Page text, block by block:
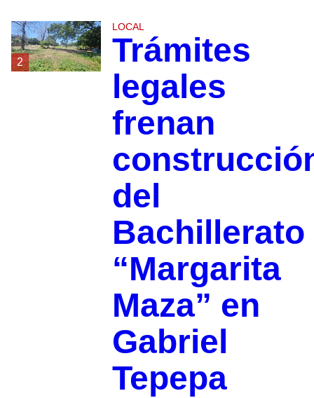
2
LOCAL
Trámites
legales
frenan
del
Bachillerato
“Margarita
Maza” en
Gabriel
Tepepa